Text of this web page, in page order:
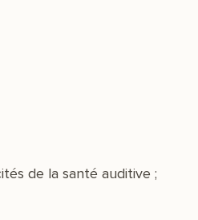
de la santé auditive ;